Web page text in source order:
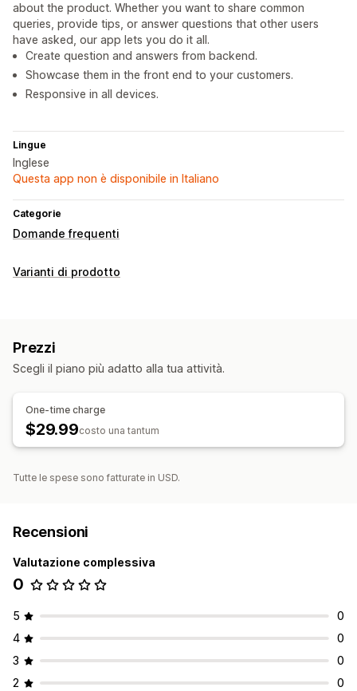
about the product. Whether you want to share common
queries, provide tips, or answer questions that other users
have asked, our app lets you do it all.
Create question and answers from backend.
Showcase them in the front end to your customers.
Responsive in all devices.
Lingue
Inglese
Questa app non è disponibile in Italiano
Categorie
Domande frequenti
Varianti di prodotto
Prezzi
Scegli il piano più adatto alla tua attività.
One-time charge
$29.99costo una tantum
Tutte le spese sono fatturate in USD.
Recensioni
Valutazione complessiva
0
5
0
4
0
3
0
2
0